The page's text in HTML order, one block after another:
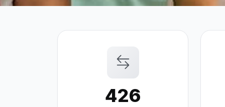
426